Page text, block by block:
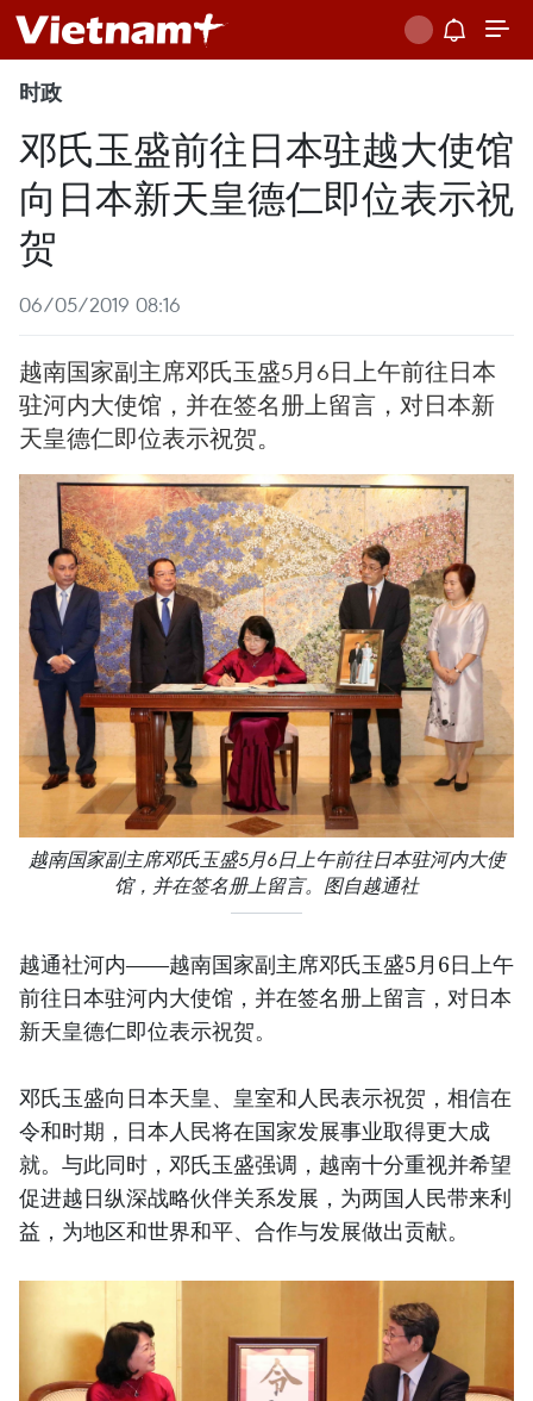
时政
邓氏玉盛前往日本驻越大使馆
向日本新天皇德仁即位表示祝
贺
06/05/2019 08:16
越南国家副主席邓氏玉盛5月6日上午前往日本
驻河内大使馆，并在签名册上留言，对日本新
天皇德仁即位表示祝贺。
越南国家副主席邓氏玉盛5月6日上午前往日本驻河内大使
馆，并在签名册上留言。图自越通社
越通社河内——越南国家副主席邓氏玉盛5月6日上午
前往日本驻河内大使馆，并在签名册上留言，对日本
新天皇德仁即位表示祝贺。
邓氏玉盛向日本天皇、皇室和人民表示祝贺，相信在
令和时期，日本人民将在国家发展事业取得更大成
就。与此同时，邓氏玉盛强调，越南十分重视并希望
促进越日纵深战略伙伴关系发展，为两国人民带来利
益，为地区和世界和平、合作与发展做出贡献。